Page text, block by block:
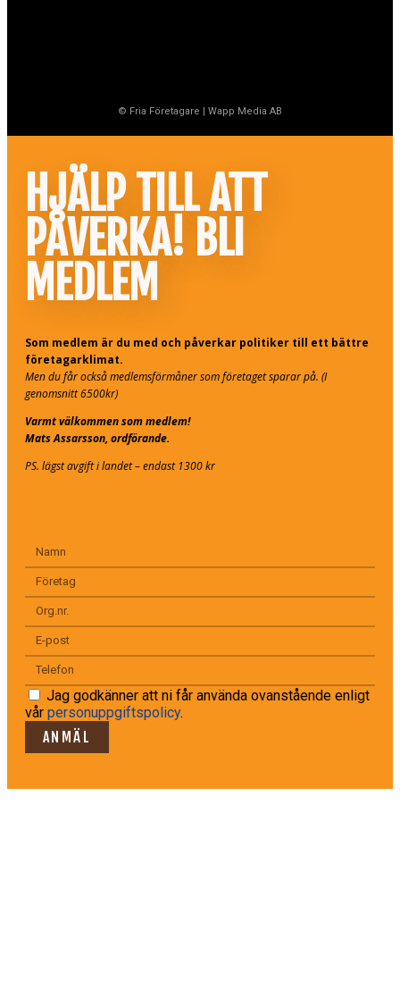
© Fria Företagare | Wapp Media AB
HJÄLP TILL ATT
PÅVERKA! BLI
MEDLEM
Som medlem är du med och påverkar politiker till ett bättre
företagarklimat.
Men du får också medlemsförmåner som företaget sparar på. (I
genomsnitt 6500kr)
Varmt välkommen som medlem!
Mats Assarsson, ordförande.
PS. lägst avgift i landet – endast 1300 kr
Jag godkänner att ni får använda ovanstående enligt
vår personuppgiftspolicy.
ANMÄL